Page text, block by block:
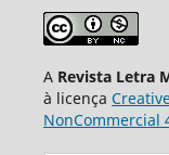
ARevista Letra
à licença
NonCommercial